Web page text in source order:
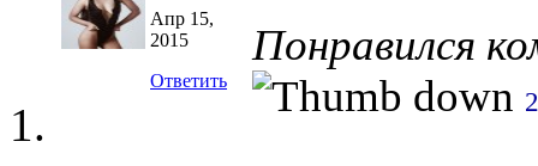
Апр 15,
2015
Ответить
Понравился
2